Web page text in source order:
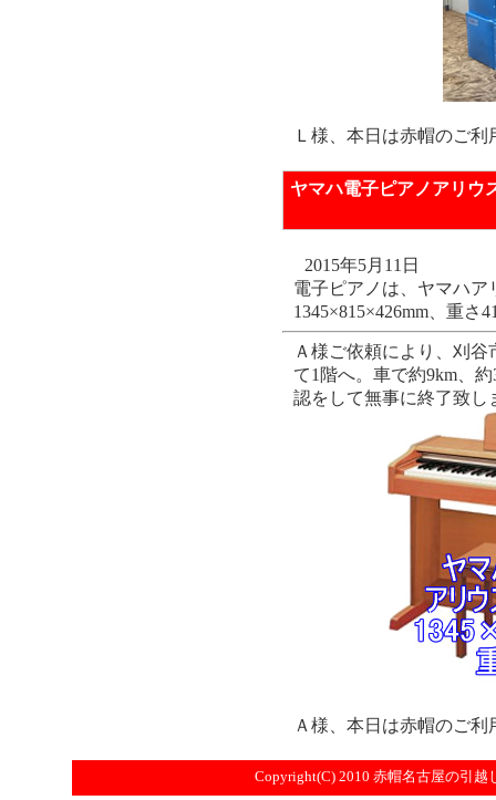
Ｌ様、本日は赤帽のご
ヤマハ電子ピアノアリウ
2015年5月11日
電子ピアノは、ヤマハア
1345×815×426mm、重さ
Ａ様ご依頼により、刈
て1階へ。車で約9km、
認をして無事に終了致し
Ａ様、本日は赤帽のご
Copyright(C) 2010 赤帽名古屋の引越